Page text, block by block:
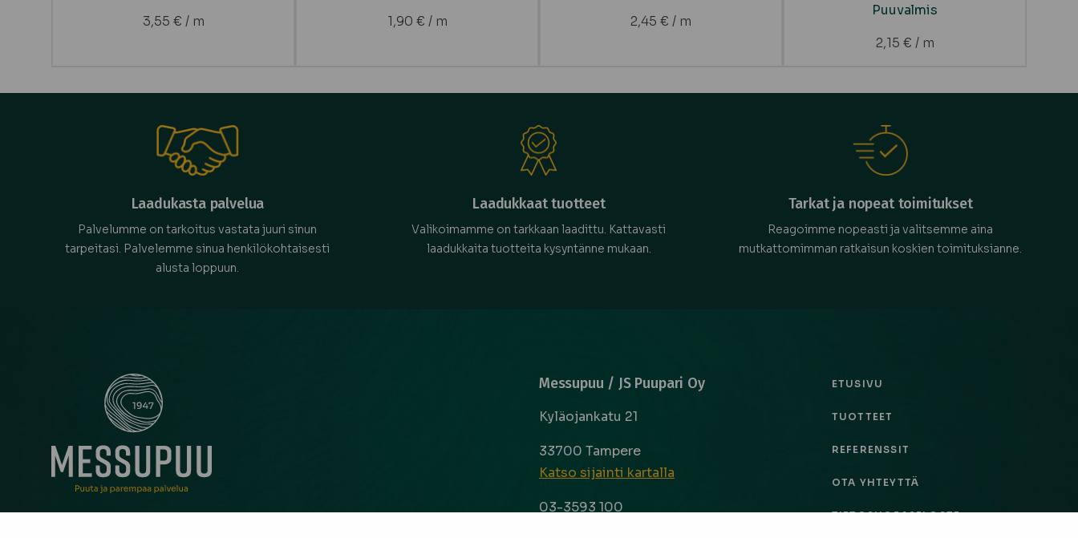
3,55 € / m
1,90 € / m
2,45 € / m
Puuvalmis
2,15 € / m
Laadukasta palvelua
Palvelumme on tarkoitus vastata juuri sinun
tarpeitasi. Palvelemme sinua henkilökohtaisesti
alusta loppuun.
Laadukkaat tuotteet
Valikoimamme on tarkkaan laadittu. Kattavasti
laadukkaita tuotteita kysyntänne mukaan.
Tarkat ja nopeat toimitukset
Reagoimme nopeasti ja valitsemme aina
mutkattomimman ratkaisun koskien toimituksianne.
Messupuu / JS Puupari Oy
Kyläojankatu 21
33700 Tampere
Katso sijainti kartalla
03-3593 100
ETUSIVU
TUOTTEET
REFERENSSIT
OTA YHTEYTTÄ
TIETOSUOJASELOSTE